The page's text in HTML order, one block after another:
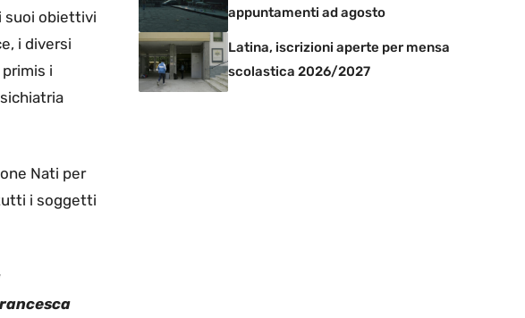
suoi obiettivi
i diversi
i
Nati per
i soggetti
appuntamenti ad agosto
Latina, iscrizioni aperte per mensa
scolastica 2026/2027